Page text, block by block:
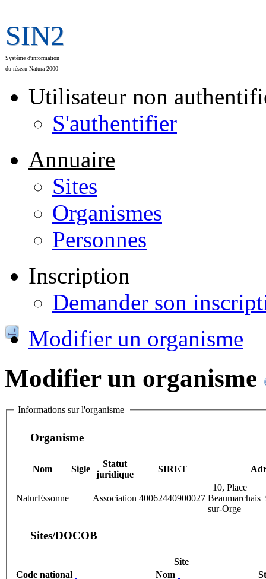
SIN2
Système d'information
du réseau Natura 2000
Utilisateur non
S'authentifier
Annuaire
Sites
Organismes
Personnes
Inscription
Demander son
Modifier un organisme
Modifier un organisme
Informations sur l'organisme
Organisme
Nom Sigle
Statut
juridique
SIRET
NaturEssonne Association 40062440900027
10, Place
Beaumarchais
sur-Orge
Sites/DOCOB
Site
Code national
Nom